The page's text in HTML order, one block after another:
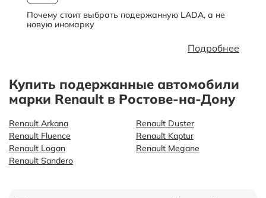
Почему стоит выбрать подержанную LADA, а не
новую иномарку
Подробнее
Купить подержанные автомобили
марки Renault в Ростове-на-Дону
Renault Arkana
Renault Duster
Renault Fluence
Renault Kaptur
Renault Logan
Renault Megane
Renault Sandero